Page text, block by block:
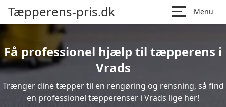
Tæpperens-pris.dk Menu
Få professionel hjælp til tæpperens i
Vrads
Trænger dine tæpper til en rengøring og rensning, så find
en professionel tæpperenser i Vrads lige her!